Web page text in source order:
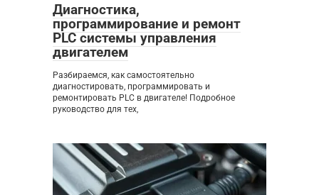
Диагностика,
программирование и ремонт
PLC системы управления
двигателем
Разбираемся, как самостоятельно
диагностировать, программировать и
ремонтировать PLC в двигателе! Подробное
руководство для тех,